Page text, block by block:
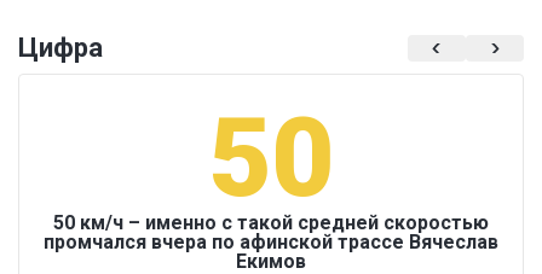
Цифра
50
50 км/ч – именно с такой средней скоростью
промчался вчера по афинской трассе Вячеслав
Екимов